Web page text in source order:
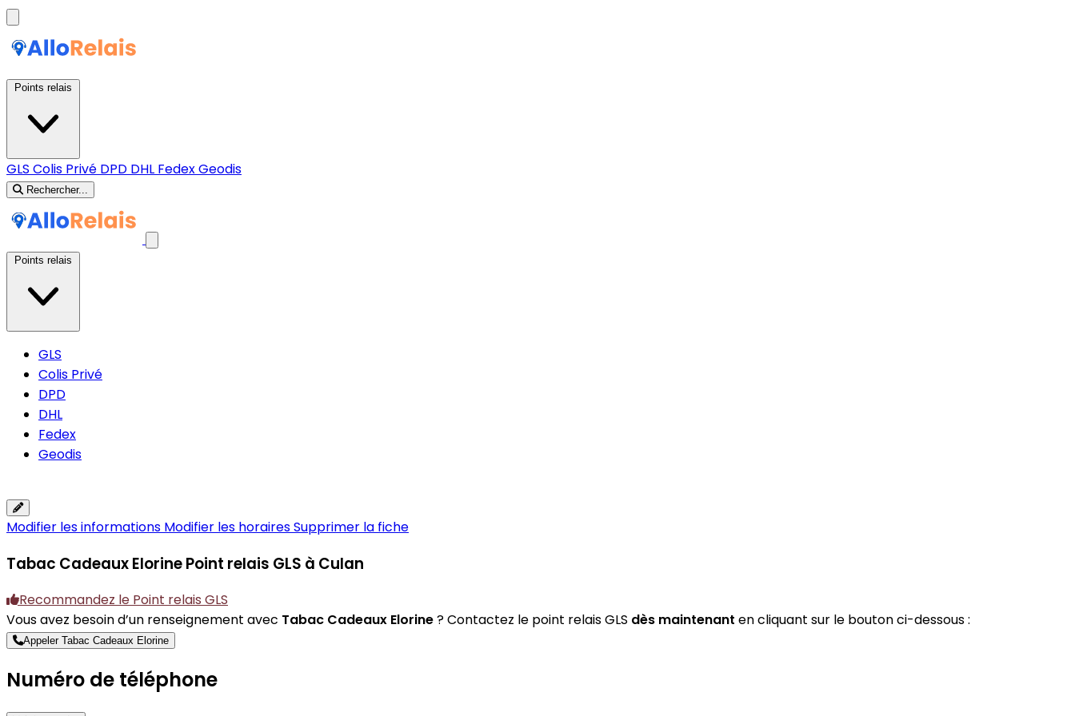
GLS Colis Privé DPD DHL FedexGeodis
Rechercher...
GLS
Colis Privé
DPD
DHL
Fedex
Geodis
Modifier les informations Modifier les horairesSupprimer la fiche
Tabac Cadeaux ElorinePoint relais GLS à Culan
Recommandez le Point relais GLS
Vous avez besoin d’un renseignement avec Tabac Cadeaux Elorine? Contactez le point relais GLS dès maintenant en cliquant sur le bouton ci-dessous :
Appeler Tabac Cadeaux Elorine
Numéro de téléphone